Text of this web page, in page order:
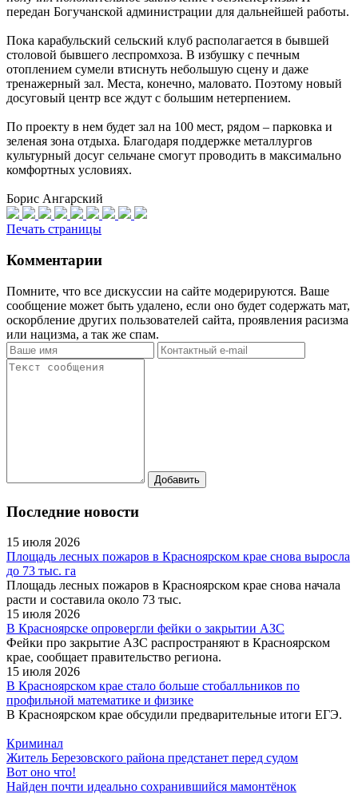
передан Богучанской администрации для дальнейшей работы.
Пока карабульский сельский клуб располагается в бывшей
столовой бывшего леспромхоза. В избушку с печным
отоплением сумели втиснуть небольшую сцену и даже
тренажерный зал. Места, конечно, маловато. Поэтому новый
досуговый центр все ждут с большим нетерпением.
По проекту в нем будет зал на 100 мест, рядом – парковка и
зеленая зона отдыха. Благодаря поддержке металлургов
культурный досуг сельчане смогут проводить в максимально
комфортных условиях.
Борис Ангарский
Печать страницы
Комментарии
Помните, что все дискуссии на сайте модерируются. Ваше
сообщение может быть удалено, если оно будет содержать мат,
оскорбление других пользователей сайта, проявления расизма
или нацизма, а так же спам.
Последние новости
15 июля 2026
Площадь лесных пожаров в Красноярском крае снова выросла
до 73 тыс. га
Площадь лесных пожаров в Красноярском крае снова начала
расти и составила около 73 тыс.
15 июля 2026
В Красноярске опровергли фейки о закрытии АЗС
Фейки про закрытие АЗС распространяют в Красноярском
крае, сообщает правительство региона.
15 июля 2026
В Красноярском крае стало больше стобалльников по
профильной математике и физике
В Красноярском крае обсудили предварительные итоги ЕГЭ.
Криминал
Житель Березовского района предстанет перед судом
Вот оно что!
Найден почти идеально сохранившийся мамонтёнок